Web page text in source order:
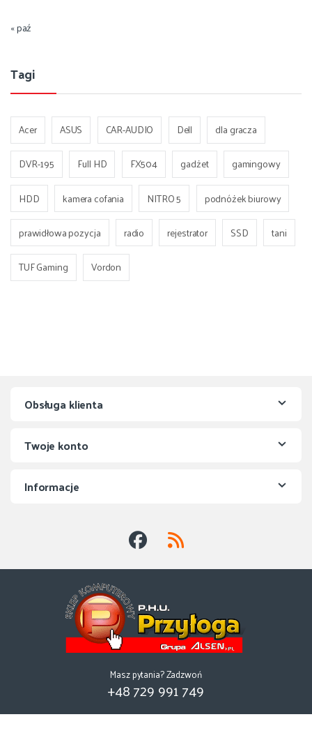
« paź
Tagi
Acer ASUS CAR-AUDIO Dell
dla gracza
DVR-195
Full HD FX504 gadżet
gamingowy
HDD
kamera cofania NITRO 5
podnóżek biurowy
prawidłowa pozycja
radio rejestrator SSD
tani
TUF Gaming
Vordon
Obsługa klienta
Twoje konto
Informacje
Masz pytania? Zadzwoń
+48 729 991 749